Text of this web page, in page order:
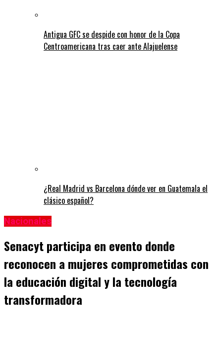
Antigua GFC se despide con honor de la Copa
Centroamericana tras caer ante Alajuelense
¿Real Madrid vs Barcelona dónde ver en Guatemala el
clásico español?
Nacionales
Senacyt participa en evento donde
reconocen a mujeres comprometidas con
la educación digital y la tecnología
transformadora